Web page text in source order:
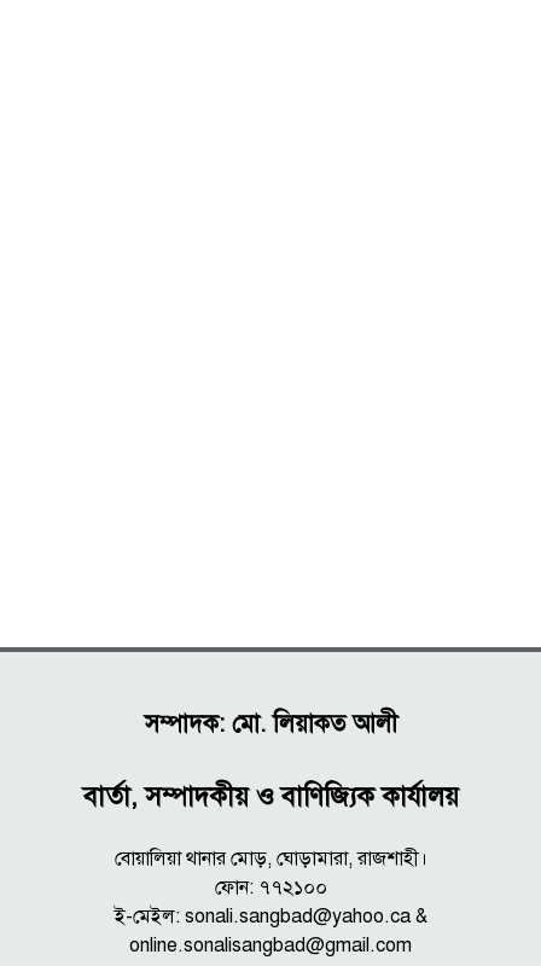
সম্পাদক: মো. লিয়াকত আলী
বার্তা, সম্পাদকীয় ও বাণিজ্যিক কার্যালয়
বোয়ালিয়া থানার মোড়, ঘোড়ামারা, রাজশাহী।
ফোন: ৭৭২১০০
ই-মেইল: sonali.sangbad@yahoo.ca &
online.sonalisangbad@gmail.com